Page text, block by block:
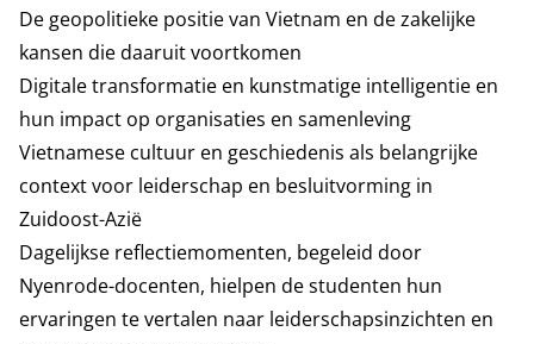
De geopolitieke positie van Vietnam en de zakelijke
kansen die daaruit voortkomen
Digitale transformatie en kunstmatige intelligentie en
hun impact op organisaties en samenleving
Vietnamese cultuur en geschiedenis als belangrijke
context voor leiderschap en besluitvorming in
Zuidoost-Azië
Dagelijkse reflectiemomenten, begeleid door
Nyenrode-docenten, hielpen de studenten hun
ervaringen te vertalen naar leiderschapsinzichten en